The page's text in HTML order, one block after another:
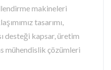
makineleri
tasarımı,
desteği kapsar, üretim
mühendislik çözümleri